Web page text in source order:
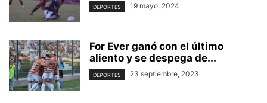
DEPORTES 19 mayo, 2024
For Ever ganó con el último
aliento y se despega de...
DEPORTES 23 septiembre, 2023